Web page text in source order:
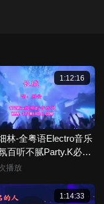
只因你伤心(DjAwei
的朋友，一起来分
只因你伤心(DjAwei
误，清晰度不够或无
， 谢谢！
信息，若您发现有相
诉 ，一旦核实，平台
其版权归原作者所
1:12:16
林-全粤语Electro音乐
百听不腻Party.K必备
串烧
播放
1:14:33